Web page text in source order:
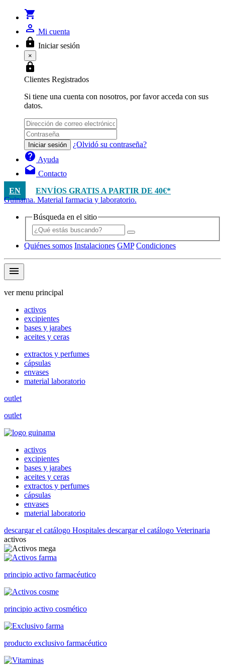
shopping_cart
person_outline Mi cuenta
lock Iniciar sesión
×
lock
Clientes Registrados
Si tiene una cuenta con nosotros, por favor acceda con sus
datos.
Iniciar sesión ¿Olvidó su contraseña?
help Ayuda
drafts Contacto
EN
ENVÍOS GRATIS A PARTIR DE 40€*
Guinama. Material farmacia y laboratorio.
Búsqueda en el sitio
Quiénes somos Instalaciones GMP Condiciones
menu
ver menu principal
activos
excipientes
bases y jarabes
aceites y ceras
extractos y perfumes
cápsulas
envases
material laboratorio
outlet
outlet
activos
excipientes
bases y jarabes
aceites y ceras
extractos y perfumes
cápsulas
envases
material laboratorio
descargar el catálogo Hospitales descargar el catálogo Veterinaria
activos
principio activo farmacéutico
principio activo cosmético
producto exclusivo farmacéutico